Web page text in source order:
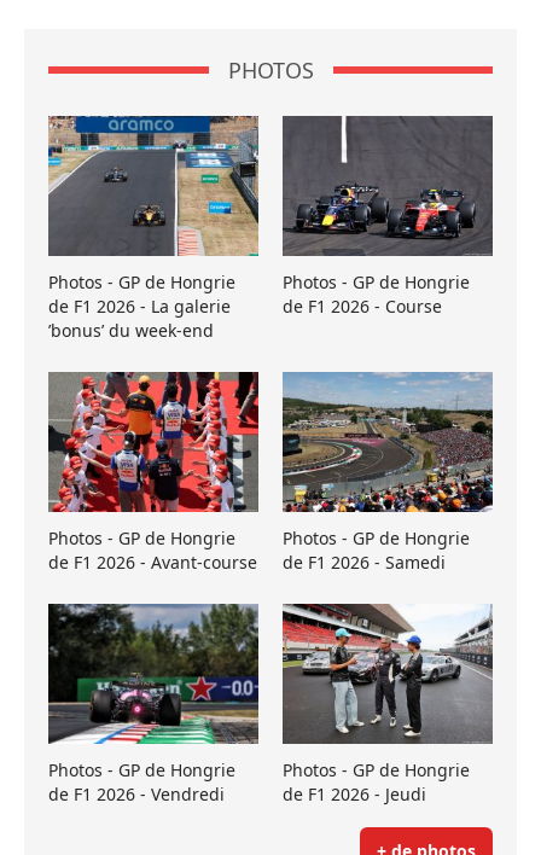
PHOTOS
Photos - GP de Hongrie
de F1 2026 - La galerie
’bonus’ du week-end
Photos - GP de Hongrie
de F1 2026 - Course
Photos - GP de Hongrie
de F1 2026 - Avant-course
Photos - GP de Hongrie
de F1 2026 - Samedi
Photos - GP de Hongrie
de F1 2026 - Vendredi
Photos - GP de Hongrie
de F1 2026 - Jeudi